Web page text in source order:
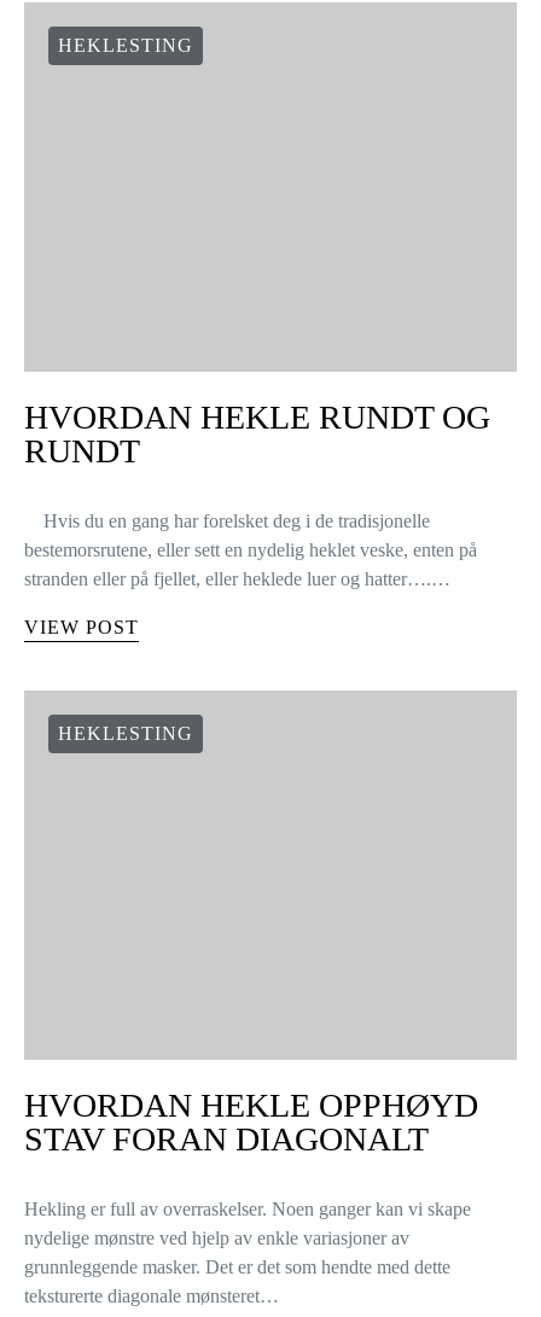
HEKLESTING
HVORDAN HEKLE RUNDT OG
RUNDT
Hvis du en gang har forelsket deg i de tradisjonelle
bestemorsrutene, eller sett en nydelig heklet veske, enten på
stranden eller på fjellet, eller heklede luer og hatter….…
VIEW POST
HEKLESTING
HVORDAN HEKLE OPPHØYD
STAV FORAN DIAGONALT
Hekling er full av overraskelser. Noen ganger kan vi skape
nydelige mønstre ved hjelp av enkle variasjoner av
grunnleggende masker. Det er det som hendte med dette
teksturerte diagonale mønsteret…